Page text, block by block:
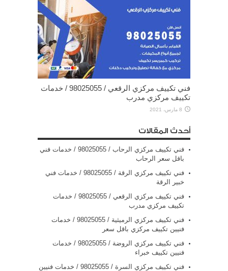
فني تكييف مركزي الرقعي / 98025055 / خدمات
تكييف مركزي مدرب
8 مارس، 2021
أحدث المقالات
فني تكييف مركزي الرحاب / 98025055 / خدمات فني
باقل سعر الرحاب
فني تكييف مركزي الرقة / 98025055 / خدمات فني
خبير الرقة
فني تكييف مركزي الرقعي / 98025055 / خدمات
تكييف مركزي مدرب
فني تكييف مركزي الرميثية / 98025055 / خدمات
فنيين تكييف مركزي باقل سعر
فني تكييف مركزي الروضة / 98025055 / خدمات
فنيين تكييف خبراء
فني تكييف مركزي السرة / 98025055 / خدمات فنيين